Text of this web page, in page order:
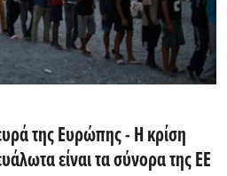
της Ευρώπης - Η κρίση
είναι τα σύνορα της ΕΕ